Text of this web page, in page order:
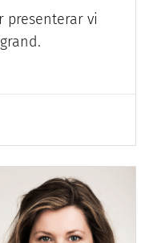
presenterar vi